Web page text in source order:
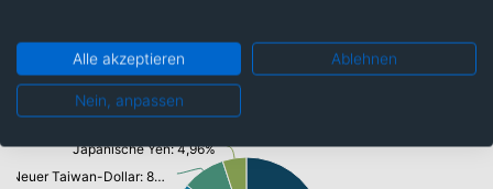
Währungen
Neuer Taiwan-Dollar: 8,90%
Japanische Yen: 4,96%
Alle akzeptieren Ablehnen
Nein, anpassen